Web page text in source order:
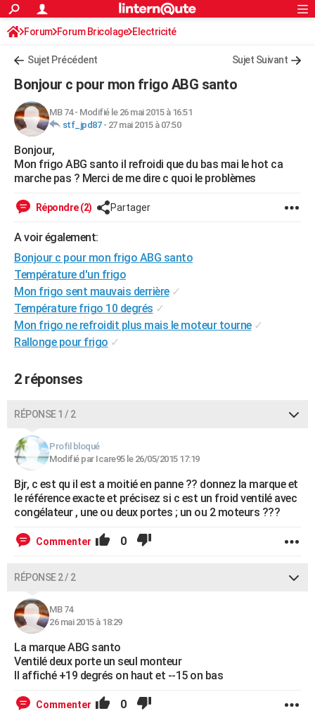
ACTUALITÉS
Politique
Société
Faits Divers
Education
Monde
Villes
+
FINANCE
Retraite
Impôts
Epargne
Immobilier
Risques naturels par ville
Banque
Assurance
Crédit
AUTO
Essais
Réserver un essai
Citadines
Berlines
SUV
Forum auto
+HIGH-TECH
Mobiles
Meilleur smartphone
Internet
Ordinateurs
Jeux vidéo
Guide high-tech
+
Forum
Aménagement intérieur
Extérieur
Cuisine
Salle de bains
Jardinage
Rangement
WEEK-END
Guides de France
Escapades
Patrimoine
Expositions
Musées
Week-end nature
+LIFESTYLE
Art de vivre
Bien-être
Loisirs
Mode
Modes de vie
SANTE
Alimentation
Guide de la santé
Maladies
Médicaments
Sommeil
VOYAGE
Destinations
City break
Voyage nature
Voyage de noces
Forum
Climat
+PHOTO
BONS PLANS
CARTE DE VOEUX
Carte de Noël
Carte Bonne année
Carte Saint-Valentin
Carte Pâques
Carte d'anniversaire
DICTIONNAIRE
Dictionnaire
Biographies
Citations
Expressions
Proverbes
COPAINS D'AVANT
AVIS DE DÉCÈS
S'inscrire
Connexion
Forum Forum Bricolage Electricité
Sujet Précédent Sujet Suivant
Bonjour c pour mon frigo ABG santo
MB 74- Modifié le 26 mai 2015 à 16:51
stf_jpd87- 27 mai 2015 à 07:50
Bonjour,
Mon frigo ABG santo il refroidi que du bas mai le hot ca
marche pas ? Merci de me dire c quoi le problèmes
Répondre (2) Partager
A voir également:
Bonjour c pour mon frigo ABG santo
Température d'un frigo
Mon frigo sent mauvais derrière ✓
Température frigo 10 degrés ✓
Mon frigo ne refroidit plus mais le moteur tourne ✓
Rallonge pour frigo ✓
2 réponses
RÉPONSE 1 / 2
Profil bloqué
Modifié par Icare95 le 26/05/2015 17:19
Bjr, c est qu il est a moitié en panne ?? donnez la marque et
le référence exacte et précisez si c est un froid ventilé avec
congélateur , une ou deux portes ; un ou 2 moteurs ???
Commenter 0
RÉPONSE 2 / 2
MB 74
26 mai 2015 à 18:29
La marque ABG santo
Ventilé deux porte un seul monteur
Il affiché +19 degrés on haut et --15 on bas
Commenter 0